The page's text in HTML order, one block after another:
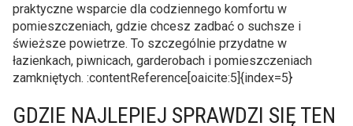
praktyczne wsparcie dla codziennego komfortu w
pomieszczeniach, gdzie chcesz zadbać o suchsze i
świeższe powietrze. To szczególnie przydatne w
łazienkach, piwnicach, garderobach i pomieszczeniach
zamkniętych. :contentReference[oaicite:5]{index=5}
GDZIE NAJLEPIEJ SPRAWDZI SIĘ TEN